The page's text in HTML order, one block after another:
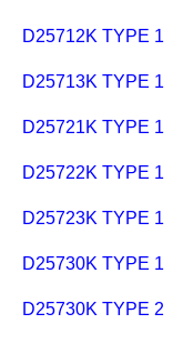
D25712K TYPE 1
D25713K TYPE 1
D25721K TYPE 1
D25722K TYPE 1
D25723K TYPE 1
D25730K TYPE 1
D25730K TYPE 2